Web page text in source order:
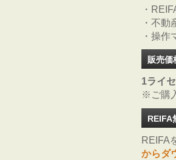
・
・不
・操
販売価
1ライ
※ご購
REIFA
REIFA
からダ